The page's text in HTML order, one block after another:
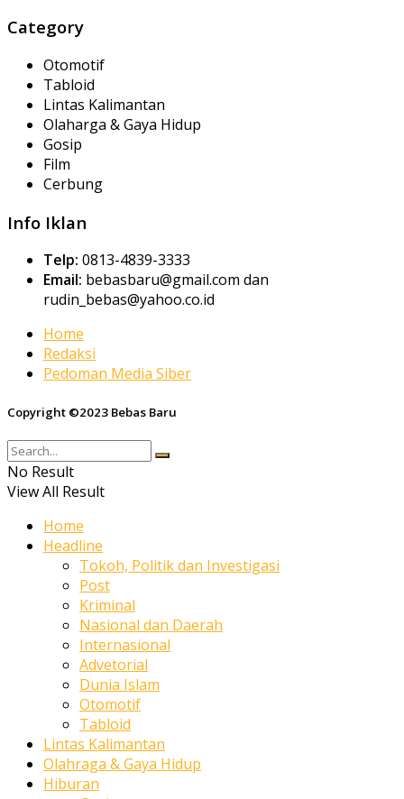
Category
Otomotif
Tabloid
Lintas Kalimantan
Olaharga & Gaya Hidup
Gosip
Film
Cerbung
Info Iklan
Telp: 0813-4839-3333
Email: bebasbaru@gmail.com dan
rudin_bebas@yahoo.co.id
Home
Redaksi
Pedoman Media Siber
Copyright ©2023 Bebas Baru
No Result
View All Result
Home
Headline
Tokoh, Politik dan Investigasi
Post
Kriminal
Nasional dan Daerah
Internasional
Advetorial
Dunia Islam
Otomotif
Tabloid
Lintas Kalimantan
Olahraga & Gaya Hidup
Hiburan